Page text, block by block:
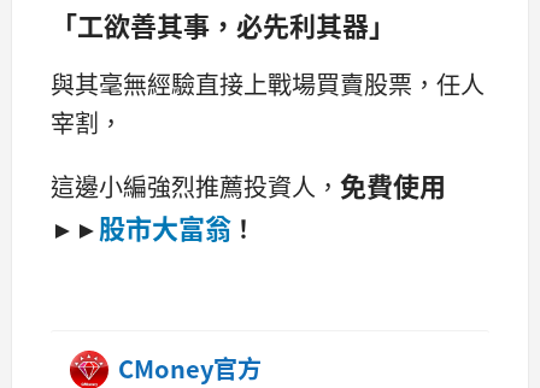
「工欲善其事，必先利其器」
與其毫無經驗直接上戰場買賣股票，任人
宰割，
這邊小編強烈推薦投資人， 免費使用
►►股市大富翁 ！
CMoney官方